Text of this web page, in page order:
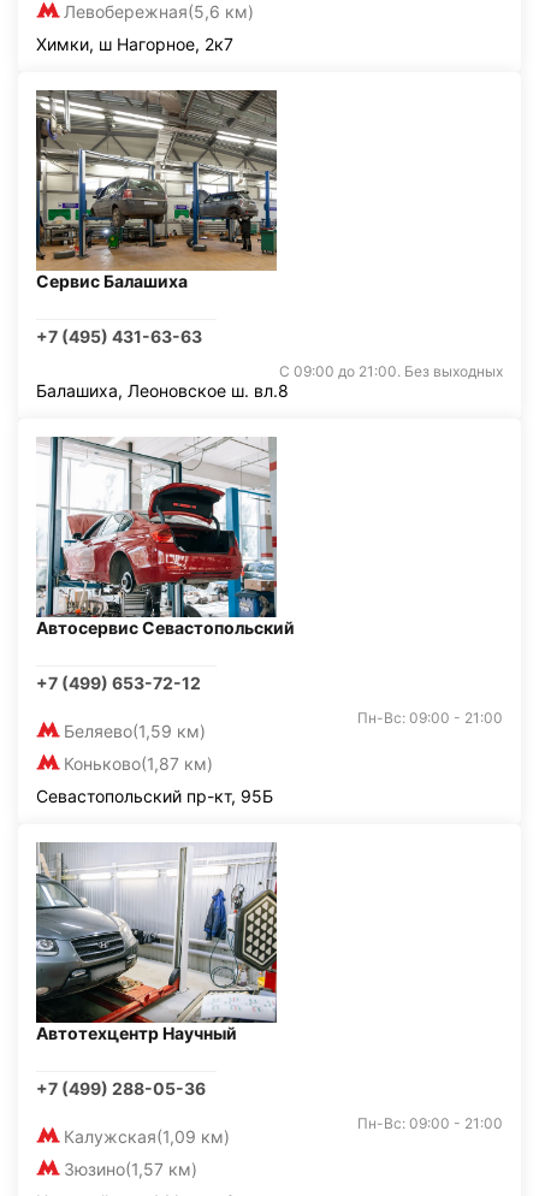
Левобережная(5,6 км)
Химки, ш Нагорное, 2к7
Сервис Балашиха
+7 (495) 431-63-63
С 09:00 до 21:00. Без выходных
Балашиха, Леоновское ш. вл.8
Автосервис Севастопольский
+7 (499) 653-72-12
Беляево(1,59 км)
Коньково(1,87 км)
Пн-Вс: 09:00 - 21:00
Севастопольский пр-кт, 95Б
Автотехцентр Научный
+7 (499) 288-05-36
Калужская(1,09 км)
Зюзино(1,57 км)
Пн-Вс: 09:00 - 21:00